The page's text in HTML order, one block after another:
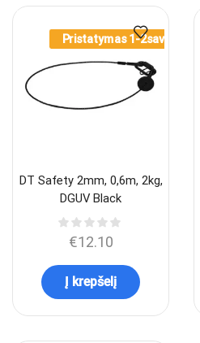
Pristatymas 1-2sav.
DT Safety 2mm, 0,6m, 2kg,
DGUV Black
€12.10
Į krepšelį